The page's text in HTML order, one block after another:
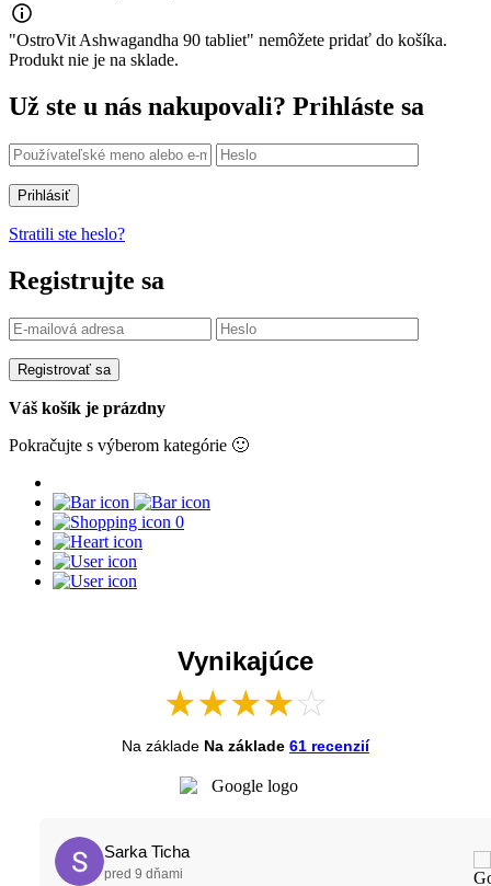
"OstroVit Ashwagandha 90 tabliet" nemôžete pridať do košíka.
Produkt nie je na sklade.
Už ste u nás nakupovali? Prihláste sa
Prihlásiť
Stratili ste heslo?
Registrujte sa
Registrovať sa
Váš košík je prázdny
Pokračujte s výberom kategórie 🙂
0
Vynikajúce
★★★★☆
Na základe Na základe 61 recenzií
Sarka Ticha
pred 9 dňami